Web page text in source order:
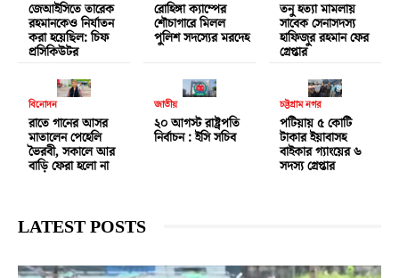
জেআইসিতে তারেক
রহমানকেও নির্যাতন
করা হয়েছিল: চিফ
প্রসিকিউটর
রোহিঙ্গা ক্যাম্পের
শৌচাগারে মিলল
পুলিশ সদস্যের মরদেহ
তনু হত্যা মামলায়
সাবেক সেনাসদস্য
হাফিজুর রহমান ফের
গ্রেপ্তার
বিনোদন
রাতে গানের আসর
মাতালেন পেহেলি
ভৈরবী, সকালে আর
বাড়ি ফেরা হলো না
জাতীয়
২০ আগস্ট রাষ্ট্রপতি
নির্বাচন : ইসি সচিব
চট্টগ্রাম নগর
পটিয়ায় ৫ কোটি
টাকার ইয়াবাসহ
বাইকার গ্যাংয়ের ৬
সদস্য গ্রেপ্তার
LATEST POSTS